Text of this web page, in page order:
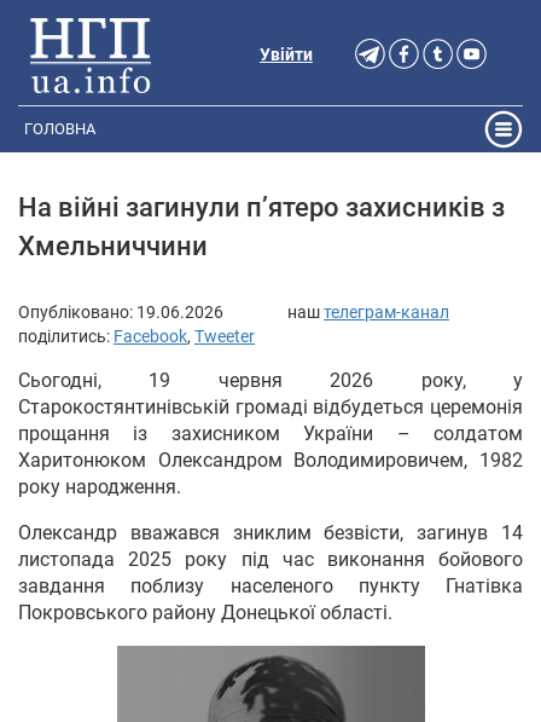
Увійти
ГОЛОВНА
На війні загинули п’ятеро захисників з
Хмельниччини
Опубліковано: 19.06.2026 наштелеграм-канал
поділитись: Facebook, Tweeter
Сьогодні, 19 червня 2026 року, у
Старокостянтинівській громаді відбудеться церемонія
прощання із захисником України – солдатом
Харитонюком Олександром Володимировичем, 1982
року народження.
Олександр вважався зниклим безвісти, загинув 14
листопада 2025 року під час виконання бойового
завдання поблизу населеного пункту Гнатівка
Покровського району Донецької області.